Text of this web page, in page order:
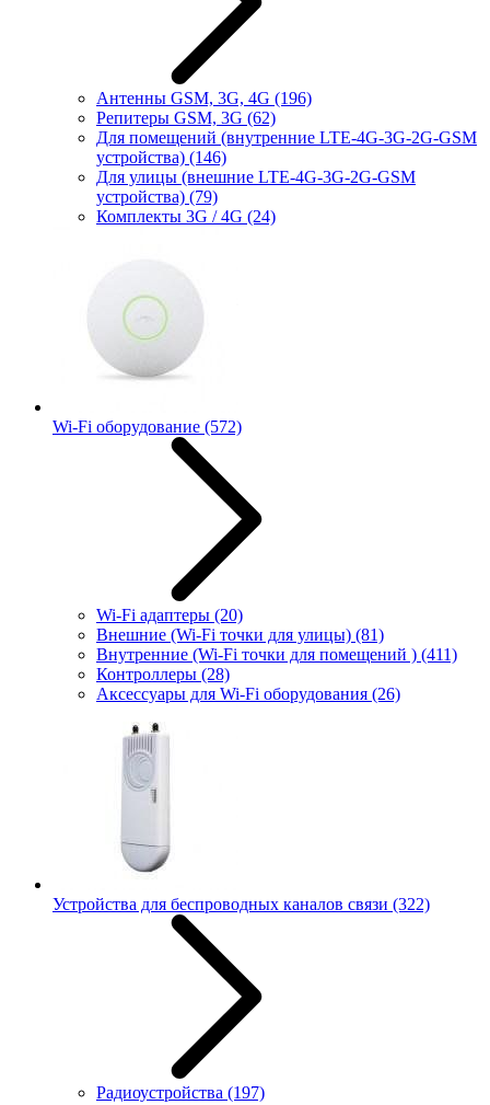
Антенны GSM, 3G, 4G (196)
Репитеры GSM, 3G (62)
Для помещений (внутренние LTE-4G-3G-2G-GSM
устройства) (146)
Для улицы (внешние LTE-4G-3G-2G-GSM
устройства) (79)
Комплекты 3G / 4G (24)
Wi-Fi оборудование (572)
Wi-Fi адаптеры (20)
Внешние (Wi-Fi точки для улицы) (81)
Внутренние (Wi-Fi точки для помещений ) (411)
Контроллеры (28)
Аксессуары для Wi-Fi оборудования (26)
Устройства для беспроводных каналов связи (322)
Радиоустройства (197)